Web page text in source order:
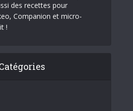
des recettes pour
Companion et micro-
!